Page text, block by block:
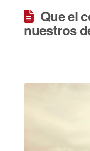
Que el
nuestros